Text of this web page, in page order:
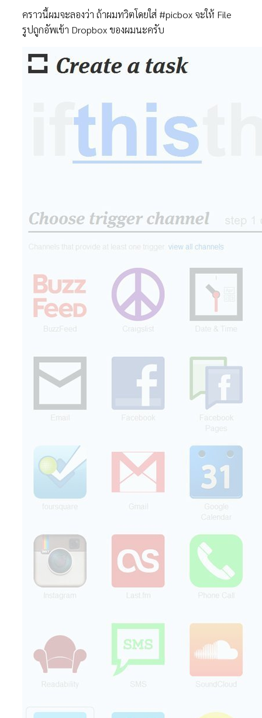
คราวนี้ผมจะลองว่า ถ้าผมทวิตโดยใส่ #picbox จะให้ File
รูปถูกอัพเข้า Dropbox ของผมนะครับ